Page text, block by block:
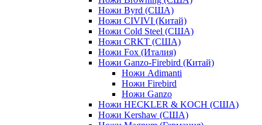
Ножи Byrd (США)
Ножи CIVIVI (Китай)
Ножи Cold Steel (США)
Ножи CRKT (США)
Ножи Fox (Италия)
Ножи Ganzo-Firebird (Китай)
Ножи Adimanti
Ножи Firebird
Ножи Ganzo
Ножи HECKLER & KOCH (США)
Ножи Kershaw (США)